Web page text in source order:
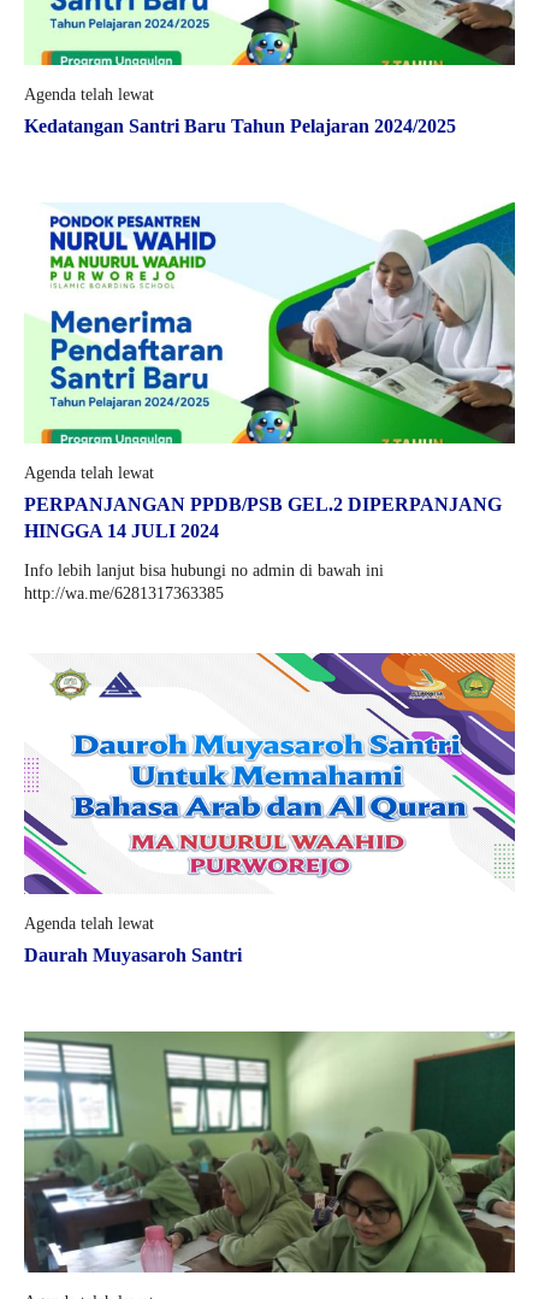
Agenda telah lewat
Kedatangan Santri Baru Tahun Pelajaran 2024/2025
Agenda telah lewat
PERPANJANGAN PPDB/PSB GEL.2 DIPERPANJANG
HINGGA 14 JULI 2024
Info lebih lanjut bisa hubungi no admin di bawah ini
http://wa.me/6281317363385
Agenda telah lewat
Daurah Muyasaroh Santri